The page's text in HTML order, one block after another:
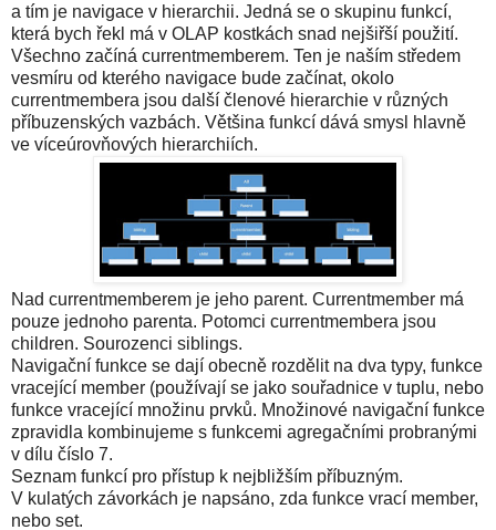
a tím je navigace v hierarchii. Jedná se o skupinu funkcí,
která bych řekl má v OLAP kostkách snad nejšiřší použití.
Všechno začíná currentmemberem. Ten je naším středem
vesmíru od kterého navigace bude začínat, okolo
currentmembera jsou další členové hierarchie v různých
příbuzenských vazbách. Většina funkcí dává smysl hlavně
ve víceúrovňových hierarchiích.
Nad currentmemberem je jeho parent. Currentmember má
pouze jednoho parenta. Potomci currentmembera jsou
children. Sourozenci siblings.
Navigační funkce se dají obecně rozdělit na dva typy, funkce
vracející member (používají se jako souřadnice v tuplu, nebo
funkce vracející množinu prvků. Množinové navigační funkce
zpravidla kombinujeme s funkcemi agregačními probranými
v dílu číslo 7.
Seznam funkcí pro přístup k nejbližším příbuzným.
V kulatých závorkách je napsáno, zda funkce vrací member,
nebo set.